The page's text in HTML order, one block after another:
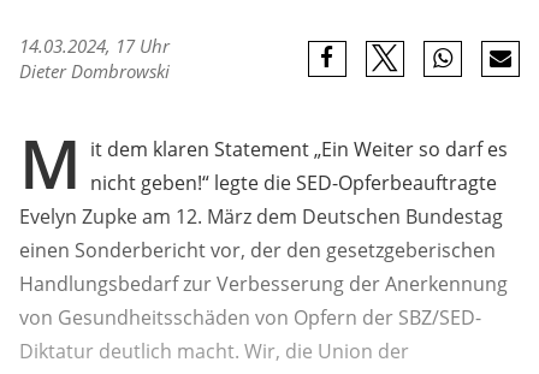
14.03.2024, 17 Uhr
Dieter Dombrowski
M it dem klaren Statement „Ein Weiter so darf es
nicht geben!“ legte die SED-Opferbeauftragte
Evelyn Zupke am 12. März dem Deutschen Bundestag
einen Sonderbericht vor, der den gesetzgeberischen
Handlungsbedarf zur Verbesserung der Anerkennung
von Gesundheitsschäden von Opfern der SBZ/SED-
Diktatur deutlich macht. Wir, die Union der